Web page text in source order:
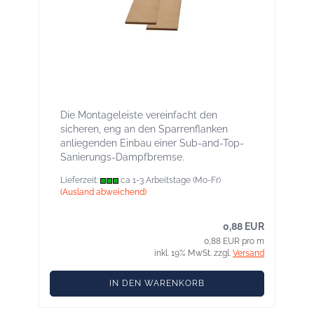
Die Montageleiste vereinfacht den
sicheren, eng an den Sparrenflanken
anliegenden Einbau einer Sub-and-Top-
Sanierungs-Dampfbremse.
Lieferzeit:
ca 1-3 Arbeitstage (Mo-Fr)
(Ausland abweichend)
0,88 EUR
0,88 EUR pro m
inkl. 19% MwSt. zzgl. Versand
IN DEN WARENKORB